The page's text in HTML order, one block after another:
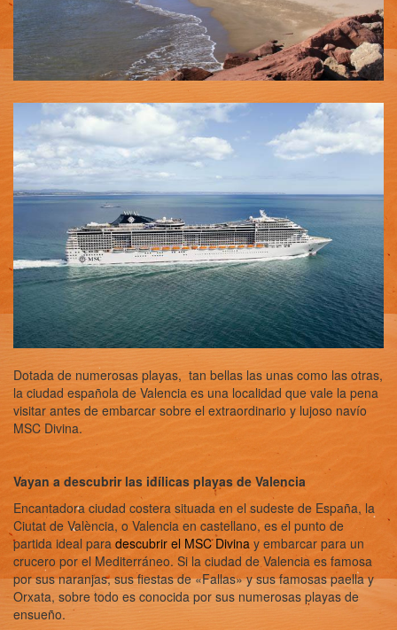
Dotada de numerosas playas, tan bellas las unas como las otras,
la ciudad española de Valencia es una localidad que vale la pena
visitar antes de embarcar sobre el extraordinario y lujoso navío
MSC Divina.
Vayan a descubrir las idílicas playas de Valencia
Encantadora ciudad costera situada en el sudeste de España, la
Ciutat de València, o Valencia en castellano, es el punto de
partida ideal para descubrir el MSC Divina y embarcar para un
crucero por el Mediterráneo. Si la ciudad de Valencia es famosa
por sus naranjas, sus fiestas de «Fallas» y sus famosas paella y
Orxata, sobre todo es conocida por sus numerosas playas de
ensueño.